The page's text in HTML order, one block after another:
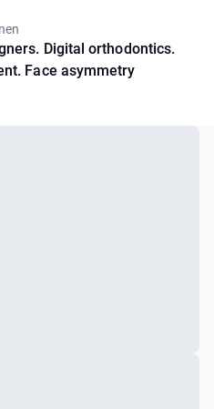
Digital orthodontics.
Face asymmetry